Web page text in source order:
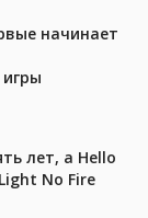
начинает
лет, а Hello
No Fire